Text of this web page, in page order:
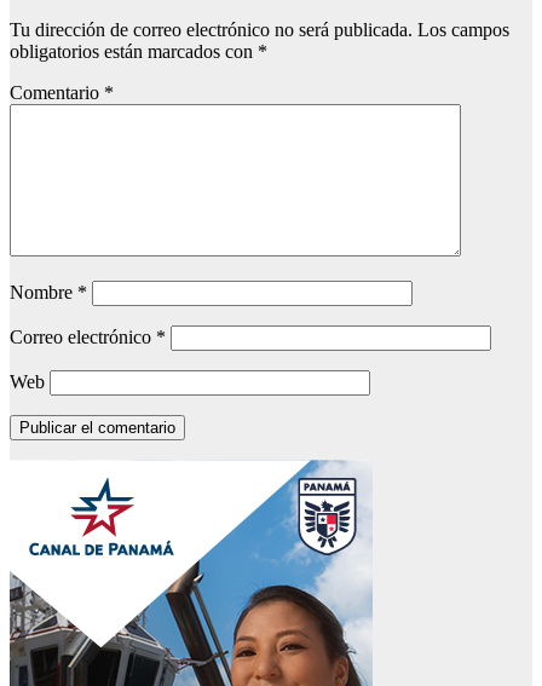
Tu dirección de correo electrónico no será publicada. Los campos
obligatorios están marcados con *
Comentario *
Nombre *
Correo electrónico *
Web